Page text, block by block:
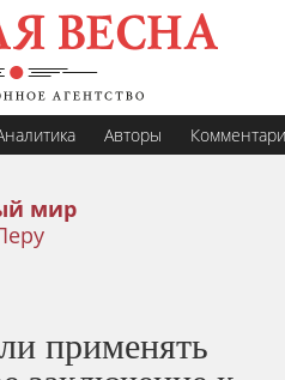
Авторы
мир
применять